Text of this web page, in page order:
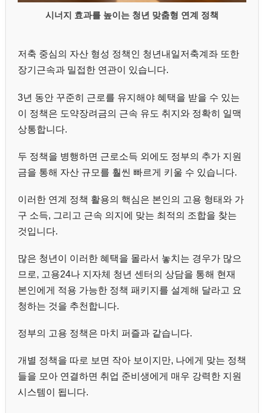
시너지 효과를 높이는 청년 맞춤형 연계 정책
저축 중심의 자산 형성 정책인 청년내일저축계좌 또한
장기근속과 밀접한 연관이 있습니다.
3년 동안 꾸준히 근로를 유지해야 혜택을 받을 수 있는
이 정책은 도약장려금의 근속 유도 취지와 정확히 일맥
상통합니다.
두 정책을 병행하면 근로소득 외에도 정부의 추가 지원
금을 통해 자산 규모를 훨씬 빠르게 키울 수 있습니다.
이러한 연계 정책 활용의 핵심은 본인의 고용 형태와 가
구 소득, 그리고 근속 의지에 맞는 최적의 조합을 찾는
것입니다.
많은 청년이 이러한 혜택을 몰라서 놓치는 경우가 많으
므로, 고용24나 지자체 청년 센터의 상담을 통해 현재
본인에게 적용 가능한 정책 패키지를 설계해 달라고 요
청하는 것을 추천합니다.
정부의 고용 정책은 마치 퍼즐과 같습니다.
개별 정책을 따로 보면 작아 보이지만, 나에게 맞는 정책
들을 모아 연결하면 취업 준비생에게 매우 강력한 지원
시스템이 됩니다.